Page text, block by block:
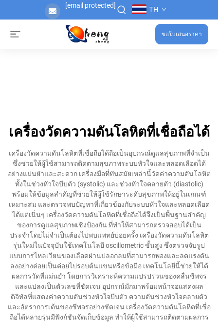
[email protected] TH
ขอใบเสนอราคา
เครื่องวัดความดันโลหิตที่เชื่อถือได้
เครื่องวัดความดันโลหิตที่เชื่อถือได้ถือเป็นอุปกรณ์ดูแลสุขภาพที่จำเป็น
ซึ่งช่วยให้ผู้ใช้สามารถติดตามสุขภาพระบบหัวใจและหลอดเลือดได้
อย่างแม่นยำและสะดวก เครื่องมือที่ทันสมัยเหล่านี้วัดค่าความดันโลหิต
ทั้งในช่วงหัวใจบีบตัว (systolic) และช่วงหัวใจคลายตัว (diastolic)
พร้อมให้ข้อมูลสำคัญที่ช่วยให้ผู้ใช้รักษาระดับสุขภาพให้อยู่ในเกณฑ์
เหมาะสม และตรวจพบปัญหาที่เกี่ยวข้องกับระบบหัวใจและหลอดเลือด
ได้แต่เนิ่นๆ เครื่องวัดความดันโลหิตที่เชื่อถือได้จึงเป็นพื้นฐานสำคัญ
ของการดูแลสุขภาพเชิงป้องกัน ที่ทำให้สามารถตรวจสอบได้เป็น
ประจำโดยไม่จำเป็นต้องไปพบแพทย์บ่อยครั้ง เครื่องวัดความดันโลหิต
รุ่นใหม่ในปัจจุบันใช้เทคโนโลยี oscillometric ขั้นสูง ซึ่งตรวจจับรูป
แบบการไหลเวียนของเลือดผ่านปลอกลมที่สามารถพองและลดแรงดัน
ลงอย่างค่อยเป็นค่อยไปรอบต้นแขนหรือข้อมือ เทคโนโลยีนี้ช่วยให้ได้
ผลการวัดที่แม่นยำ โดยการวิเคราะห์ความแปรปรวนของคลื่นชีพจร
และแปลงเป็นตัวเลขที่ชัดเจน อุปกรณ์มักมาพร้อมหน้าจอแสดงผล
ดิจิทัลที่แสดงค่าความดันช่วงหัวใจบีบตัว ความดันช่วงหัวใจคลายตัว
และอัตราการเต้นของชีพจรอย่างชัดเจน เครื่องวัดความดันโลหิตที่เชื่อ
ถือได้หลายรุ่นมีฟังก์ชันจัดเก็บข้อมูล ทำให้ผู้ใช้สามารถติดตามผลการ